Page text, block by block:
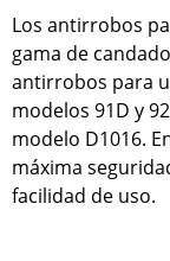
Los antirrobos
gama de
antirrobos para
modelos 91D y
modelo D1016.
máxima
facilidad de uso.